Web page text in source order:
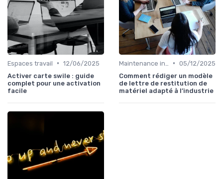
Espaces travail • 12/06/2025
Activer carte swile : guide
complet pour une activation
facile
• 05/12/2025
Comment rédiger un modèle
de lettre de restitution de
matériel adapté à l’industrie